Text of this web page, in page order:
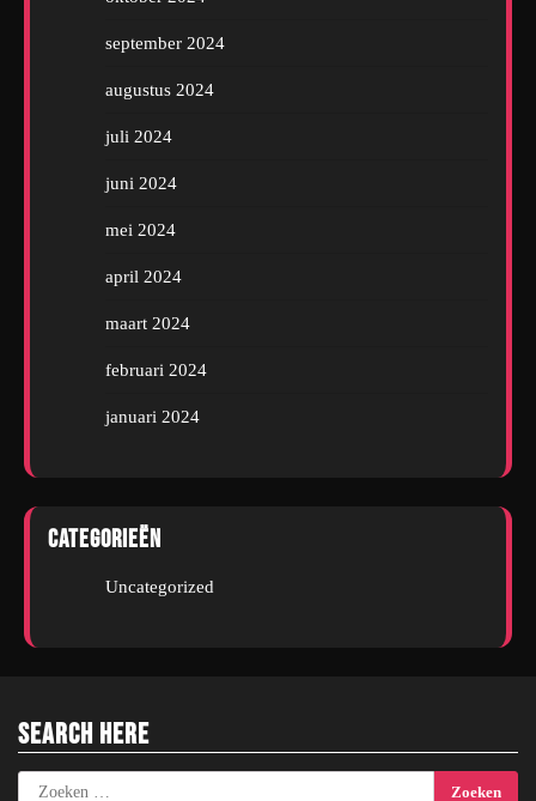
september 2024
augustus 2024
juli 2024
juni 2024
mei 2024
april 2024
maart 2024
februari 2024
januari 2024
Categorieën
Uncategorized
Search Here
Zoeken